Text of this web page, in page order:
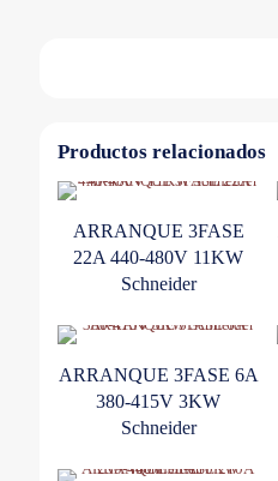
Productos relacionados
ARRANQUE 3FASE
22A 440-480V 11KW
Schneider
ARRANQUE 3FASE 6A
380-415V 3KW
Schneider